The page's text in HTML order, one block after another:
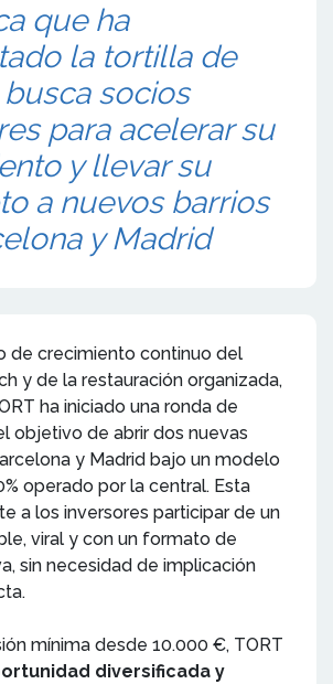
que ha
la tortilla de
socios
para acelerar su
y llevar su
a nuevos barrios
y Madrid
de crecimiento continuo del
y de la restauración organizada,
ha iniciado una ronda de
objetivo de abrir dos nuevas
y Madrid bajo un modelo
operado por la central. Esta
a los inversores participar de un
viral y con un formato de
sin necesidad de implicación
mínima desde 10.000 €, TORT
diversificada y